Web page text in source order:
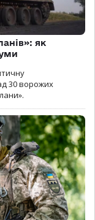
як
30 ворожих